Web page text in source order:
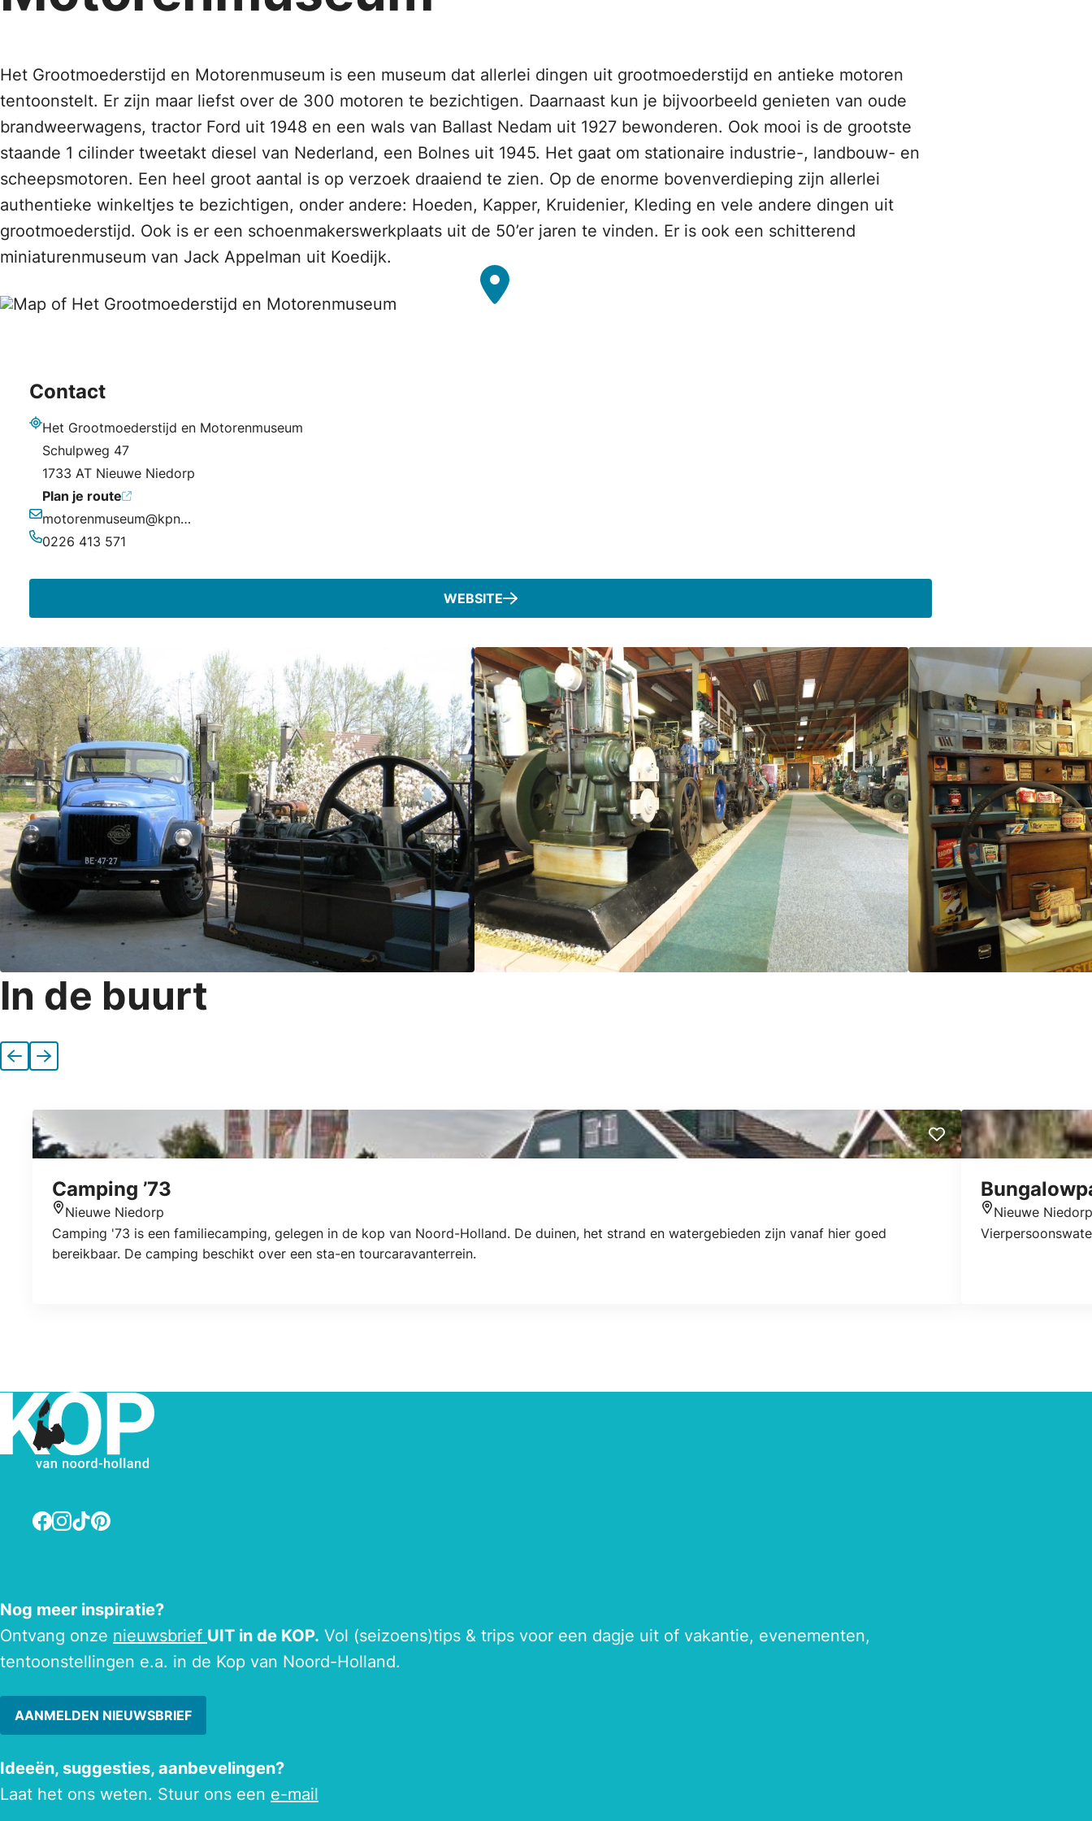
Het Grootmoederstijd en Motorenmuseum is een museum dat allerlei dingen uit grootmoederstijd en antieke motoren
tentoonstelt. Er zijn maar liefst over de 300 motoren te bezichtigen. Daarnaast kun je bijvoorbeeld genieten van oude
brandweerwagens, tractor Ford uit 1948 en een wals van Ballast Nedam uit 1927 bewonderen. Ook mooi is de grootste
staande 1 cilinder tweetakt diesel van Nederland, een Bolnes uit 1945. Het gaat om stationaire industrie-, landbouw- en
scheepsmotoren. Een heel groot aantal is op verzoek draaiend te zien. Op de enorme bovenverdieping zijn allerlei
authentieke winkeltjes te bezichtigen, onder andere: Hoeden, Kapper, Kruidenier, Kleding en vele andere dingen uit
grootmoederstijd. Ook is er een schoenmakerswerkplaats uit de 50’er jaren te vinden. Er is ook een schitterend
miniaturenmuseum van Jack Appelman uit Koedijk.
Contact
Het Grootmoederstijd en Motorenmuseum
Schulpweg 47
1733 AT Nieuwe Niedorp
Plan je route
E-mailadres
motorenmuseum@kpnmail.nl
0226 413 571
WEBSITE
In de buurt
VorigeVolgende
Camping ’73
Locatie
Nieuwe Niedorp
Camping '73 is een familiecamping, gelegen in de kop van Noord-Holland. De duinen, het strand en watergebieden zijn vanaf hier goed
bereikbaar. De camping beschikt over een sta-en tourcaravanterrein.
Locatie
Nieuwe Niedorp
Facebook
Instagram
TikTokPinterest
Nog meer inspiratie?
Ontvang onze nieuwsbrief UIT in de KOP. Vol (seizoens)tips & trips voor een dagje uit of vakantie, evenementen,
tentoonstellingen e.a. in de Kop van Noord-Holland.
AANMELDEN NIEUWSBRIEF
Ideeën, suggesties, aanbevelingen?
Laat het ons weten. Stuur ons een e-mail